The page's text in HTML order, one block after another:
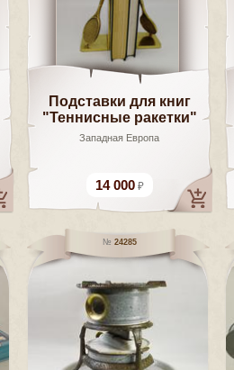
Подставки для книг
"Теннисные ракетки"
Западная Европа
14 000
24285